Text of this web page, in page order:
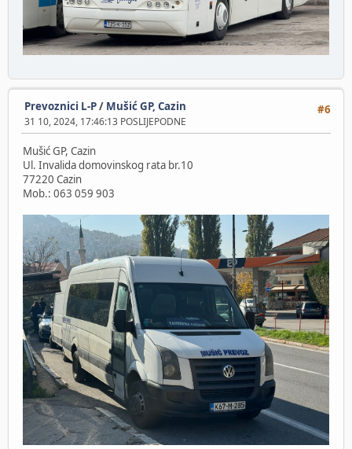
#6
Prevoznici L-P/ Mušić GP, Cazin
31 10, 2024, 17:46:13 POSLIJEPODNE
Mušić GP, Cazin
Ul. Invalida domovinskog rata br.10
77220 Cazin
Mob.: 063 059 903